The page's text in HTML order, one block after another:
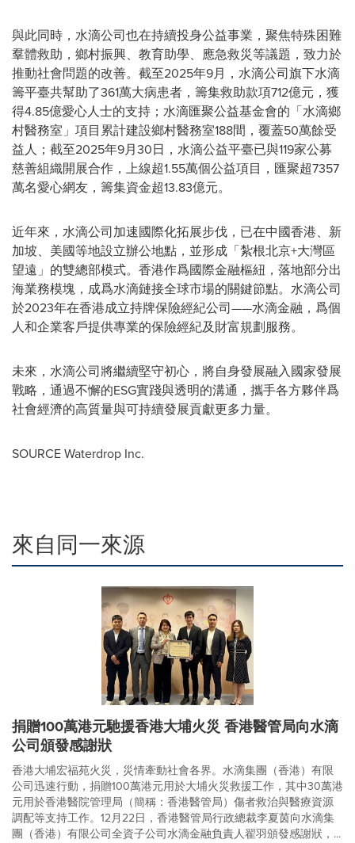
與此同時，水滴公司也在持續投身公益事業，聚焦特殊困難
羣體救助，鄉村振興、教育助學、應急救災等議題，致力於
推動社會問題的改善。截至2025年9月，水滴公司旗下水滴
籌平臺共幫助了361萬大病患者，籌集救助款項712億元，獲
得4.85億愛心人士的支持；水滴匯聚公益基金會的「水滴鄉
村醫務室」項目累計建設鄉村醫務室188間，覆蓋50萬餘受
益人；截至2025年9月30日，水滴公益平臺已與119家公募
慈善組織開展合作，上線超1.55萬個公益項目，匯聚超7357
萬名愛心網友，籌集資金超13.83億元。
近年來，水滴公司加速國際化拓展步伐，已在中國香港、新
加坡、美國等地設立辦公地點，並形成「紮根北京+大灣區
望遠」的雙總部模式。香港作爲國際金融樞紐，落地部分出
海業務模塊，成爲水滴鏈接全球市場的關鍵節點。水滴公司
於2023年在香港成立持牌保險經紀公司——水滴金融，爲個
人和企業客戶提供專業的保險經紀及財富規劃服務。
未來，水滴公司將繼續堅守初心，將自身發展融入國家發展
戰略，通過不懈的ESG實踐與透明的溝通，攜手各方夥伴爲
社會經濟的高質量與可持續發展貢獻更多力量。
SOURCE Waterdrop Inc.
來自同一來源
捐贈100萬港元馳援香港大埔火災 香港醫管局向水滴
公司頒發感謝狀
香港大埔宏福苑火災，災情牽動社會各界。水滴集團（香港）有限
公司迅速行動，捐贈100萬港元用於大埔火災救援工作，其中30萬港
元用於香港醫院管理局（簡稱：香港醫管局）傷者救治與醫療資源
調配等支持工作。12月22日，香港醫管局行政總裁李夏茵向水滴集
團（香港）有限公司全資子公司水滴金融負責人翟羽頒發感謝狀，...